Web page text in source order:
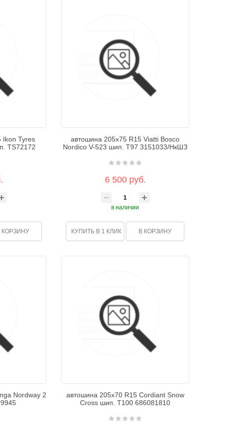
Ikon Tyres
TS72172
КОРЗИНУ
автошина 205х75 R15 Viatti Bosco
Nordico V-523 шип. T97 3151033/НкШЗ
6 500 руб.
в наличии
КУПИТЬ В 1 КЛИК В КОРЗИНУ
Nordway 2
автошина 205х70 R15 Cordiant Snow
Cross шип. T100 686081810